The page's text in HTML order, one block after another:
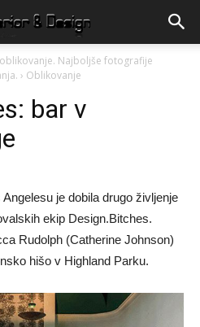
Najboljše fotografije
› Oblikovanje
bar v
je dobila drugo življenje
ekip Design.Bitches.
Rudolph (Catherine Johnson)
hišo v Highland Parku.